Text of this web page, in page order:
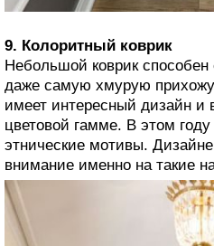
9. Колоритный коврик
Небольшой коврик способен
даже самую хмурую
имеет интересный дизайн и
цветовой гамме. В этом
этнические мотивы.
внимание именно на такие